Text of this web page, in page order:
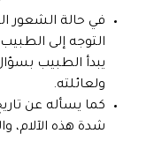
في حالة الشعور
التوجه إلى
يبدأ الطبيب
ولعائلته.
كما يسأله عن
شدة هذه الآلام،